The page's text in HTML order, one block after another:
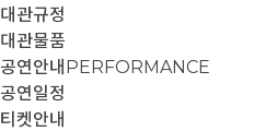
대관규정
대관물품
공연안내 PERFORMANCE
공연일정
티켓안내